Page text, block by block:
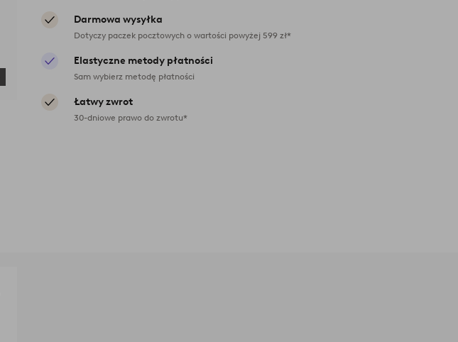
Darmowa wysyłka
Dotyczy paczek pocztowych o wartości powyżej 599 zł*
Elastyczne metody płatności
Sam wybierz metodę płatności
Łatwy zwrot
30-dniowe prawo do zwrotu*